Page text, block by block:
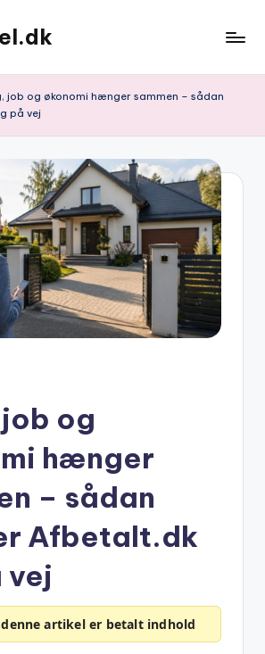
job og økonomi hænger sammen – sådan
på vej
og
hænger
– sådan
Afbetalt.dk
vej
denne artikel er betalt indhold